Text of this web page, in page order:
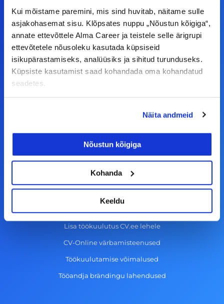
Kui mõistame paremini, mis sind huvitab, näitame sulle
asjakohasemat sisu. Klõpsates nuppu „Nõustun kõigiga“,
annate ettevõttele Alma Career ja teistele selle ärigrupi
ettevõtetele nõusoleku kasutada küpsiseid
isikupärastamiseks, analüüsiks ja sihitud turunduseks.
Küpsiste kasutamist saad kohandada oma kohandatud
seadetes.
Näita andmeid
Nõustun kõigiga
Kohanda
Keeldu
F
a
c
e
k
f
I
n
s
t
a
m
L
i
n
k
n
Y
o
u
t
e
© Alma Career Estonia OÜ
Tööpakkumised
Aktiveeri tööpakkumiste teavitus
Tööandjale
Lisa töökuulutus CV.ee lehele
CV-Online värbamisteenused
Töökuulutamise võimalused
Tööandja brändingu lahendused